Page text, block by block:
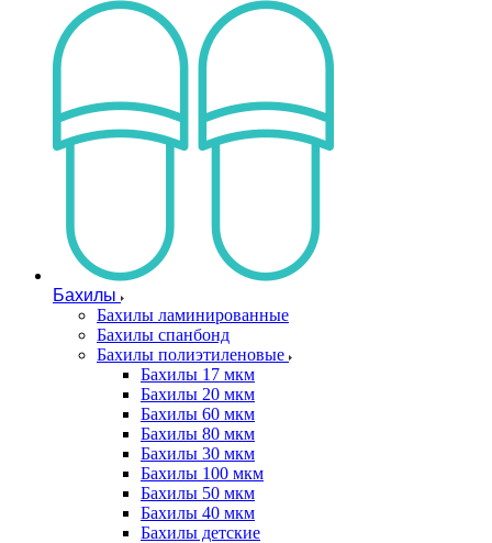
Бахилы
Бахилы ламинированные
Бахилы спанбонд
Бахилы полиэтиленовые
Бахилы 17 мкм
Бахилы 20 мкм
Бахилы 60 мкм
Бахилы 80 мкм
Бахилы 30 мкм
Бахилы 100 мкм
Бахилы 50 мкм
Бахилы 40 мкм
Бахилы детские